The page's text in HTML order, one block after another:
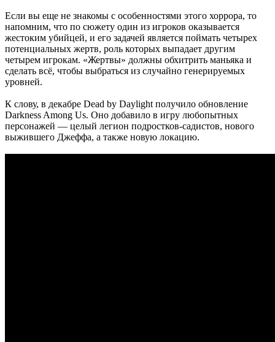
Если вы еще не знакомы с особенностями этого хоррора, то
напомним, что по сюжету один из игроков оказывается
жестоким убийцей, и его задачей является поймать четырех
потенциальных жертв, роль которых выпадает другим
четырем игрокам. «Жертвы» должны обхитрить маньяка и
сделать всё, чтобы выбраться из случайно генерируемых
уровней.
К слову, в декабре Dead by Daylight получило обновление
Darkness Among Us. Оно добавило в игру любопытных
персонажей — целый легион подростков-садистов, нового
выжившего Джеффа, а также новую локацию.